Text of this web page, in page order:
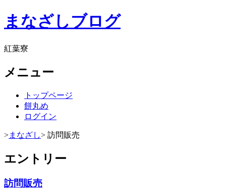
まなざしブログ
紅葉寮
メニュー
トップページ
餅丸め
ログイン
>まなざし> 訪問販売
エントリー
訪問販売